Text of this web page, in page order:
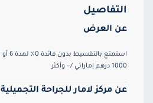
التفاصيل
عن العرض
1000 درهم إماراتي / - وأكثر
عن مركز لامار للجراحة التجميلية